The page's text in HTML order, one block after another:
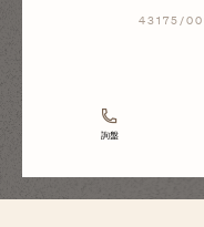
43175/
詢盤